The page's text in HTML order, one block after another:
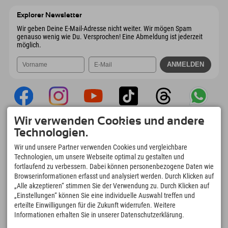
Explorer Newsletter
Wir geben Deine E-Mail-Adresse nicht weiter. Wir mögen Spam
genauso wenig wie Du. Versprochen! Eine Abmeldung ist jederzeit
möglich.
Explorer App
Upload Deiner #ExplorerMoments, Mein
Explorer To Go mit Buchungsübersicht,
Bucketlist, Restaurantübersicht uvm. Jetzt
downloaden!
Zeit für Explorer Moments
166
Bergseen und Erlebnisbäder
4.634km
Pisten zum Skifahren und
Wir verwenden Cookies und andere
Technologien.
Wir und unsere Partner verwenden Cookies und vergleichbare
Technologien, um unsere Webseite optimal zu gestalten und
fortlaufend zu verbessern. Dabei können personenbezogene Daten wie
Browserinformationen erfasst und analysiert werden. Durch Klicken auf
„Alle akzeptieren“ stimmen Sie der Verwendung zu. Durch Klicken auf
„Einstellungen“ können Sie eine individuelle Auswahl treffen und
erteilte Einwilligungen für die Zukunft widerrufen. Weitere
Informationen erhalten Sie in unserer Datenschutzerklärung.